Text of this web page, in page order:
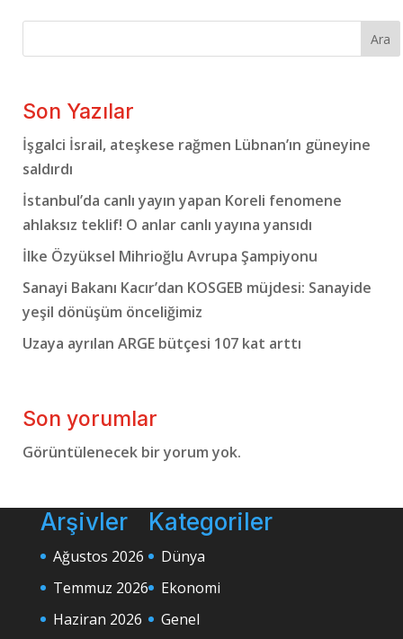
Ara
Son Yazılar
İşgalci İsrail, ateşkese rağmen Lübnan’ın güneyine
saldırdı
İstanbul’da canlı yayın yapan Koreli fenomene
ahlaksız teklif! O anlar canlı yayına yansıdı
İlke Özyüksel Mihrioğlu Avrupa Şampiyonu
Sanayi Bakanı Kacır’dan KOSGEB müjdesi: Sanayide
yeşil dönüşüm önceliğimiz
Uzaya ayrılan ARGE bütçesi 107 kat arttı
Son yorumlar
Görüntülenecek bir yorum yok.
Arşivler
Ağustos 2026
Temmuz 2026
Haziran 2026
Kategoriler
Dünya
Ekonomi
Genel